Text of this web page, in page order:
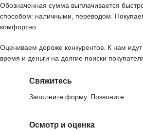
Обозначенная сумма выплачивается
способом: наличными, переводом.
комфортно.
Оцениваем дороже конкурентов. К нам идут
время и деньги на долгие поиски
Свяжитесь
Заполните форму. Позвоните.
Осмотр и оценка